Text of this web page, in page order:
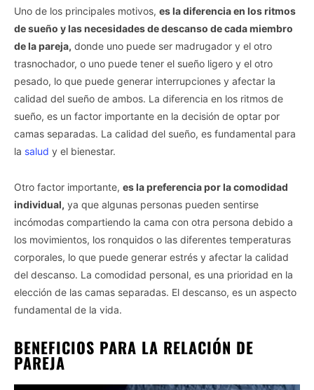
Uno de los principales motivos, es la diferencia en los ritmos
de sueño y las necesidades de descanso de cada miembro
de la pareja, donde uno puede ser madrugador y el otro
trasnochador, o uno puede tener el sueño ligero y el otro
pesado, lo que puede generar interrupciones y afectar la
calidad del sueño de ambos. La diferencia en los ritmos de
sueño, es un factor importante en la decisión de optar por
camas separadas. La calidad del sueño, es fundamental para
la salud y el bienestar.
Otro factor importante, es la preferencia por la comodidad
individual, ya que algunas personas pueden sentirse
incómodas compartiendo la cama con otra persona debido a
los movimientos, los ronquidos o las diferentes temperaturas
corporales, lo que puede generar estrés y afectar la calidad
del descanso. La comodidad personal, es una prioridad en la
elección de las camas separadas. El descanso, es un aspecto
fundamental de la vida.
BENEFICIOS PARA LA RELACIÓN DE
PAREJA